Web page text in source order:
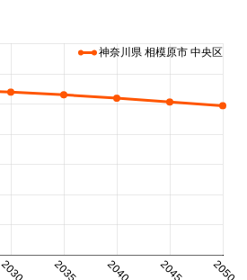
2030 2035 2040 2045 2050
神奈川県 相模原市 中央区